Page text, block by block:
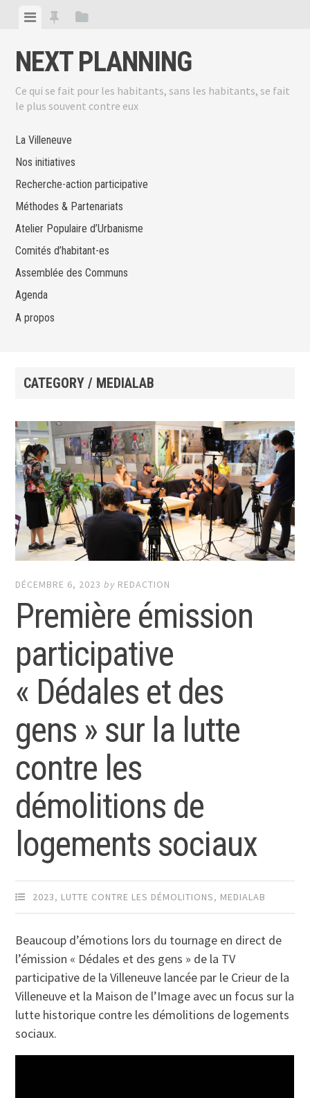
content
ViewView
posts
View
NEXT PLANNING
Ce qui se fait pour les habitants, sans les habitants, se fait
le plus souvent contre eux
La Villeneuve
Nos initiatives
Recherche-action participative
Méthodes & Partenariats
Atelier Populaire d’Urbanisme
Comités d’habitant-es
Assemblée des Communs
Agenda
A propos
CATEGORY / MEDIALAB
DÉCEMBRE 6, 2023 by REDACTION
Première émission
participative
« Dédales et des
gens » sur la lutte
contre les
démolitions de
logements sociaux
2023, LUTTE CONTRE LES DÉMOLITIONS, MEDIALAB
Beaucoup d’émotions lors du tournage en direct de
l’émission « Dédales et des gens » de la TV
participative de la Villeneuve lancée par le Crieur de la
Villeneuve et la Maison de l’Image avec un focus sur la
lutte historique contre les démolitions de logements
sociaux.